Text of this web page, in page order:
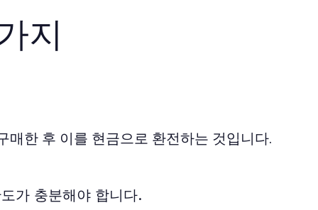
지
한 후 이를 현금으로 환전하는 것입니다.
가 충분해야 합니다.